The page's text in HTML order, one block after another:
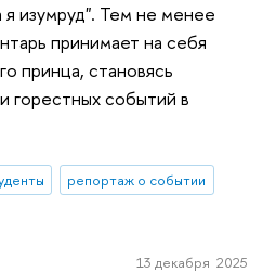
изумруд". Тем не менее
принимает на себя
принца, становясь
горестных событий в
репортаж о событии
13 декабря 2025